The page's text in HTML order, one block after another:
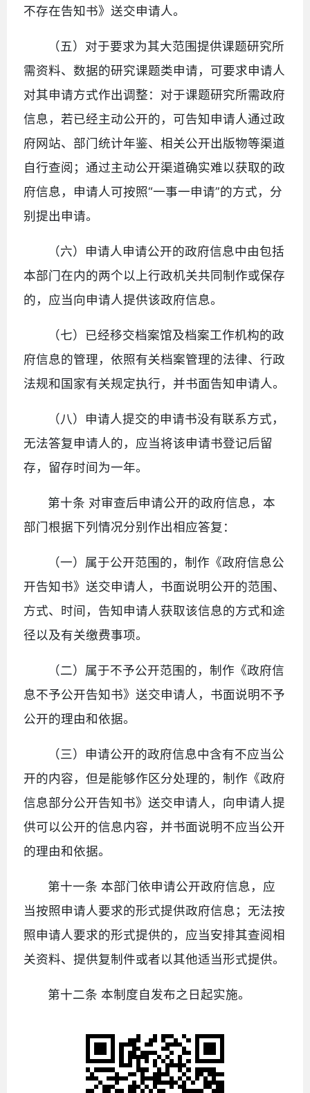
不存在告知书》送交申请人。
（五）对于要求为其大范围提供课题研究所
需资料、数据的研究课题类申请，可要求申请人
对其申请方式作出调整：对于课题研究所需政府
信息，若已经主动公开的，可告知申请人通过政
府网站、部门统计年鉴、相关公开出版物等渠道
自行查阅；通过主动公开渠道确实难以获取的政
府信息，申请人可按照“一事一申请”的方式，分
别提出申请。
（六）申请人申请公开的政府信息中由包括
本部门在内的两个以上行政机关共同制作或保存
的，应当向申请人提供该政府信息。
（七）已经移交档案馆及档案工作机构的政
府信息的管理，依照有关档案管理的法律、行政
法规和国家有关规定执行，并书面告知申请人。
（八）申请人提交的申请书没有联系方式，
无法答复申请人的，应当将该申请书登记后留
存，留存时间为一年。
第十条 对审查后申请公开的政府信息，本
部门根据下列情况分别作出相应答复：
（一）属于公开范围的，制作《政府信息公
开告知书》送交申请人，书面说明公开的范围、
方式、时间，告知申请人获取该信息的方式和途
径以及有关缴费事项。
（二）属于不予公开范围的，制作《政府信
息不予公开告知书》送交申请人，书面说明不予
公开的理由和依据。
（三）申请公开的政府信息中含有不应当公
开的内容，但是能够作区分处理的，制作《政府
信息部分公开告知书》送交申请人，向申请人提
供可以公开的信息内容，并书面说明不应当公开
的理由和依据。
第十一条 本部门依申请公开政府信息，应
当按照申请人要求的形式提供政府信息；无法按
照申请人要求的形式提供的，应当安排其查阅相
关资料、提供复制件或者以其他适当形式提供。
第十二条 本制度自发布之日起实施。